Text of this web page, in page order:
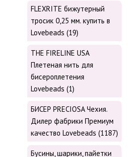
FLEXRITE бижутерный
тросик 0,25 мм. купить в
Lovebeads (19)
THE FIRELINE USA
Плетеная нить для
бисероплетения
Lovebeads (1)
БИСЕР PRECIOSA Чехия.
Дилер фабрики Премиум
качество Lovebeads (1187)
Бусины, шарики, пайетки